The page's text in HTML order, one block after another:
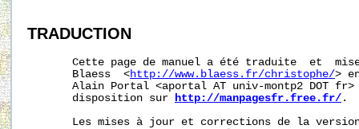
TRADUCTION
Cette page de manuel a été traduite  et
       Blaess  <
http://www.blaess.fr/christophe/>
Alain Portal <aportal AT univ-montp2 DOT
       disposition sur
http://manpagesfr.free.fr/ .
Les mises à jour et corrections de la